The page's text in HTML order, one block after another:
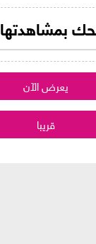
بمشاهدتها
يعرض الآن
قريبا